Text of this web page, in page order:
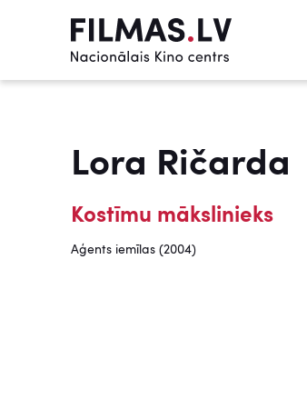
Lora Ričarda
Kostīmu mākslinieks
Aģents iemīlas (2004)